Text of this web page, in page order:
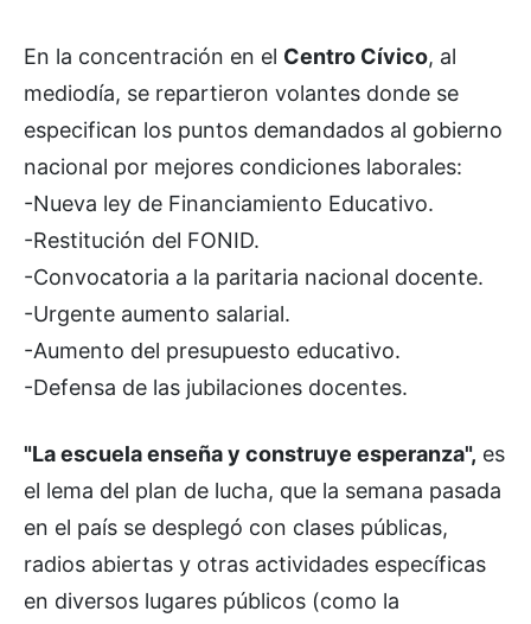
En la concentración en el Centro Cívico, al
mediodía, se repartieron volantes donde se
especifican los puntos demandados al gobierno
nacional por mejores condiciones laborales:
-Nueva ley de Financiamiento Educativo.
-Restitución del FONID.
-Convocatoria a la paritaria nacional docente.
-Urgente aumento salarial.
-Aumento del presupuesto educativo.
-Defensa de las jubilaciones docentes.
"La escuela enseña y construye esperanza", es
el lema del plan de lucha, que la semana pasada
en el país se desplegó con clases públicas,
radios abiertas y otras actividades específicas
en diversos lugares públicos (como la